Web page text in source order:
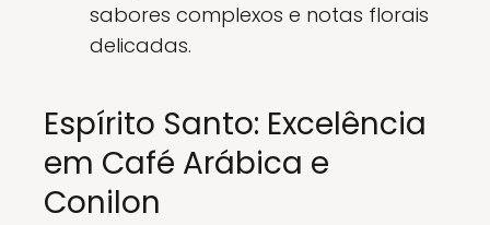
sabores complexos e notas florais
delicadas.
Espírito Santo: Excelência
em Café Arábica e
Conilon